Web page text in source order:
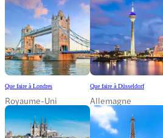
Que faire à Londres
Royaume-Uni
Que faire à Düsseldorf
Allemagne